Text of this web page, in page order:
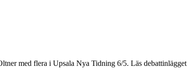
med flera i Upsala Nya Tidning 6/5. Läs debattinlägget